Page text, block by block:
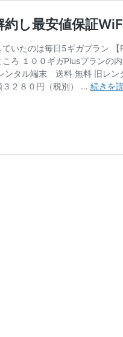
し最安値保証
ていたのは毎日5ギガプラン
ころ １００ギガPlusプランの
ンタル端末 送料 無料 旧レン
３２８０円（税別） … 続きを